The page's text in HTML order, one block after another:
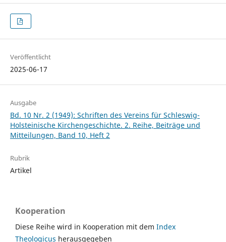
Veröffentlicht
2025-06-17
Ausgabe
Bd. 10 Nr. 2 (1949): Schriften des Vereins für Schleswig-
Holsteinische Kirchengeschichte. 2. Reihe, Beiträge und
Mitteilungen, Band 10, Heft 2
Rubrik
Artikel
Kooperation
Diese Reihe wird in Kooperation mit dem Index
Theologicus herausgegeben